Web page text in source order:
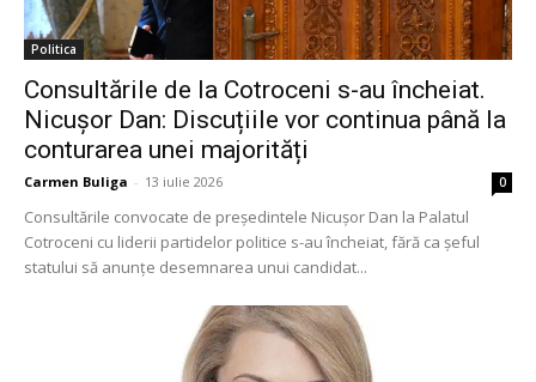
Politica
Consultările de la Cotroceni s-au încheiat.
Nicușor Dan: Discuțiile vor continua până la
conturarea unei majorități
Carmen Buliga - 13 iulie 2026 0
Consultările convocate de președintele Nicușor Dan la Palatul
Cotroceni cu liderii partidelor politice s-au încheiat, fără ca șeful
statului să anunțe desemnarea unui candidat...